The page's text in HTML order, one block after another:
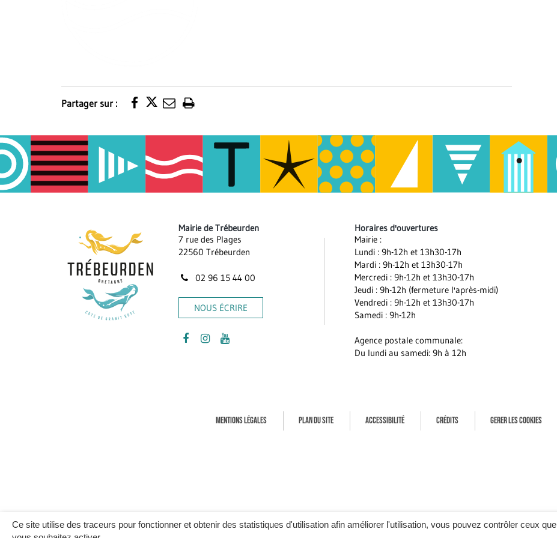
Ce site utilise des traceurs pour fonctionner et obtenir des statistiques d'utilisation afin améliorer l'utilisation, vous pouvez contrôler ceux que
Partager sur :
Imprimer
Mairie de Trébeurden
7 rue des Plages
22560 Trébeurden
02 96 15 44 00
NOUS ÉCRIRE
LienLienLien
Horaires d'ouvertures
Mairie :
Lundi : 9h-12h et 13h30-17h
Mardi : 9h-12h et 13h30-17h
Mercredi : 9h-12h et 13h30-17h
Jeudi : 9h-12h (fermeture l'après-midi)
Vendredi : 9h-12h et 13h30-17h
Samedi : 9h-12h
Agence postale communale:
Du lundi au samedi: 9h à 12h
MENTIONS LÉGALES PLAN DU SITE ACCESSIBILITÉ CRÉDITS GERER LES COOKIES